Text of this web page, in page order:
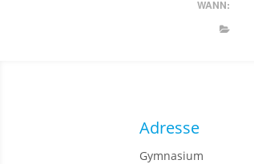
WANN:
Adresse
Gymnasium